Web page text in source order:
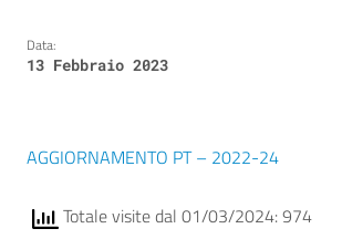
Data:
13 Febbraio 2023
AGGIORNAMENTO PT – 2022-24
Totale visite dal 01/03/2024: 974